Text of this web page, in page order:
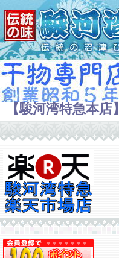
【駿河湾特急本店】